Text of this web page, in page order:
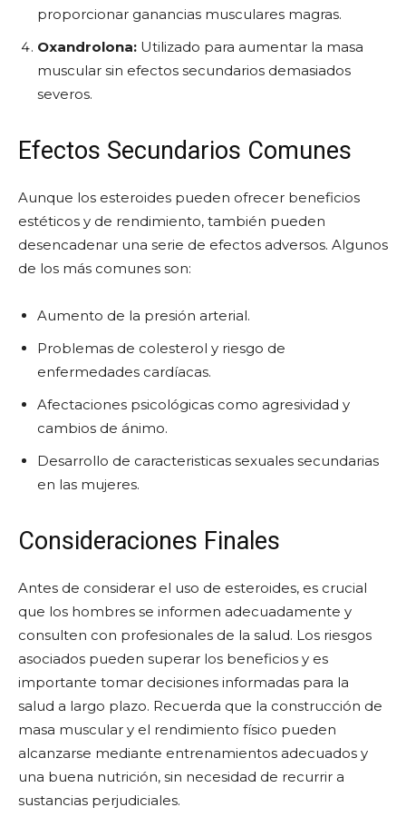
proporcionar ganancias musculares magras.
Oxandrolona: Utilizado para aumentar la masa
muscular sin efectos secundarios demasiados
severos.
Efectos Secundarios Comunes
Aunque los esteroides pueden ofrecer beneficios
estéticos y de rendimiento, también pueden
desencadenar una serie de efectos adversos. Algunos
de los más comunes son:
Aumento de la presión arterial.
Problemas de colesterol y riesgo de
enfermedades cardíacas.
Afectaciones psicológicas como agresividad y
cambios de ánimo.
Desarrollo de caracteristicas sexuales secundarias
en las mujeres.
Consideraciones Finales
Antes de considerar el uso de esteroides, es crucial
que los hombres se informen adecuadamente y
consulten con profesionales de la salud. Los riesgos
asociados pueden superar los beneficios y es
importante tomar decisiones informadas para la
salud a largo plazo. Recuerda que la construcción de
masa muscular y el rendimiento físico pueden
alcanzarse mediante entrenamientos adecuados y
una buena nutrición, sin necesidad de recurrir a
sustancias perjudiciales.